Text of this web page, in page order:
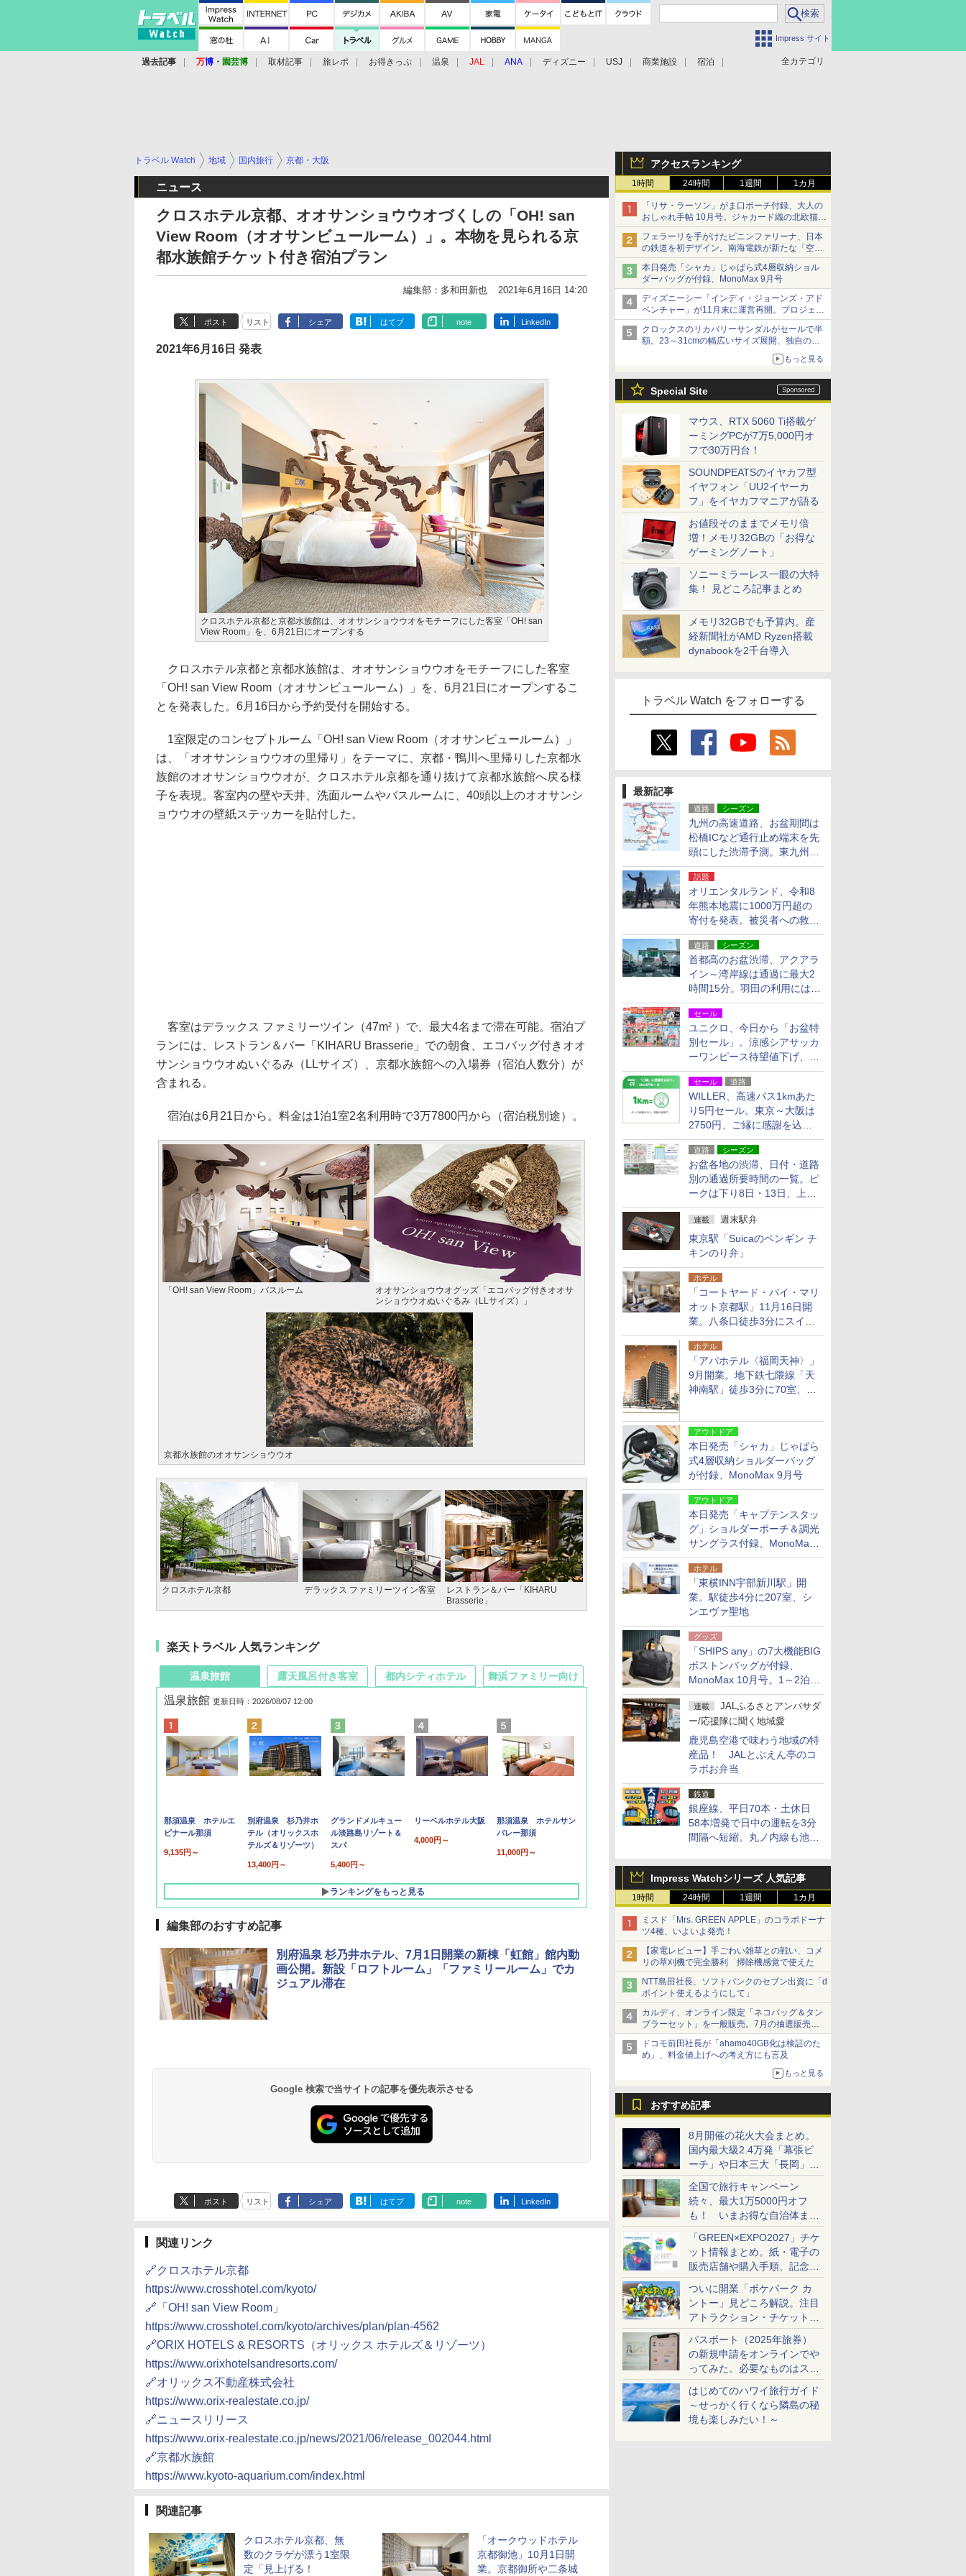
Impress サイト
全カテゴリ
過去記事 万博 ・ 園芸博 取材記事 旅レポ お得きっぷ 温泉 JAL ANA ディズニー USJ 商業施設 宿泊
アクセスランキング
1時間 24時間 1週間 1カ月
「リサ・ラーソン」がま口ポーチ付録、大人の
おしゃれ手帖 10月号。ジャカード織の北欧猫デ
ザイン
フェラーリを手がけたピニンファリーナ、日本
の鉄道を初デザイン。南海電鉄が新たな「空港
特急」をなにわ筋線へ導入
本日発売「シャカ」じゃばら式4層収納ショル
ダーバッグが付録、MonoMax 9月号
ディズニーシー「インディ・ジョーンズ・アド
ベンチャー」が11月末に運営再開。プロジェク
ションマッピングを追加、DPAは1500円
クロックスのリカバリーサンダルがセールで半
額。23～31cmの幅広いサイズ展開、独自のク
もっと見る
Special Site
マウス、RTX 5060 Ti搭載ゲ
ーミングPCが7万5,000円オ
フで30万円台！
SOUNDPEATSのイヤカフ型
イヤフォン「UU2イヤーカ
フ」をイヤカフマニアが語る
お値段そのままでメモリ倍
増！メモリ32GBの「お得な
ゲーミングノート」
ソニーミラーレス一眼の大特
集！ 見どころ記事まとめ
メモリ32GBでも予算内。産
経新聞社がAMD Ryzen搭載
dynabookを2千台導入
トラベル Watch をフォローする
最新記事
道路 シーズン
九州の高速道路、お盆期間は
松橋ICなど通行止め端末を先
頭にした渋滞予測。東九州道
への迂回は料金調整を実施
話題
オリエンタルランド、令和8
年熊本地震に1000万円超の
寄付を発表。被災者への救援
活動・復旧支援
道路 シーズン
首都高のお盆渋滞、アクアラ
イン～湾岸線は通過に最大2
時間15分。羽田の利用には
「空港西出口」の利用検討を
セール
ユニクロ、今日から「お盆特
別セール」。涼感シアサッカ
ーワンピース待望値下げ、撥
水ギアショーツは1990円に
セール 道路
WILLER、高速バス1kmあた
り5円セール。東京～大阪は
2750円、ご縁に感謝を込め
た20周年記念キャンペーン
道路 シーズン
お盆各地の渋滞、日付・道路
別の通過所要時間の一覧。ピ
ークは下り8日・13日、上り
14日・15日
連載 週末駅弁
東京駅「Suicaのペンギン チ
キンのり弁」
ホテル
「コートヤード・バイ・マリ
オット京都駅」11月16日開
業。八条口徒歩3分にスイー
ト含む全270室、ダイニング
も併設
ホテル
「アパホテル〈福岡天神〉」
9月開業。地下鉄七隈線「天
神南駅」徒歩3分に70室、エ
アウトドア
本日発売「シャカ」じゃばら
式4層収納ショルダーバッグ
が付録、MonoMax 9月号
アウトドア
本日発売「キャプテンスタッ
グ」ショルダーポーチ＆調光
サングラス付録、MonoMax
9月号増刊
ホテル
「東横INN宇部新川駅」開
業。駅徒歩4分に207室、シ
ンエヴァ聖地
グッズ
「SHIPS any」の7大機能BIG
ボストンバッグが付録、
MonoMax 10月号。1～2泊の
荷物、キャリーオンも可能
連載
JALふるさとアンバサダ
ー/応援隊に聞く地域愛
鹿児島空港で味わう地域の特
産品！ JALとぶえん亭のコ
ラボお弁当
鉄道
銀座線、平日70本・土休日
58本増発で日中の運転を3分
間隔へ短縮。丸ノ内線も池袋
Impress Watchシリーズ 人気記事
1時間 24時間 1週間 1カ月
ミスド「Mrs. GREEN APPLE」のコラボドーナ
ツ4種、いよいよ発売！
【家電レビュー】手ごわい雑草との戦い、コメ
リの草刈機で完全勝利 掃除機感覚で使えた
NTT島田社長、ソフトバンクのセブン出資に「d
ポイント使えるようにして」
カルディ、オンライン限定「ネコバッグ＆タン
ブラーセット」を一般販売。7月の抽選販売の
当選無効分
ドコモ前田社長が「ahamo40GB化は検証のた
め」、料金値上げへの考え方にも言及
もっと見る
おすすめ記事
8月開催の花火大会まとめ。
国内最大級2.4万発「幕張ビ
ーチ」や日本三大「長岡」な
ど大型イベント目白押し！
全国で旅行キャンペーン
続々、最大1万5000円オフ
も！ いまお得な自治体まと
め
「GREEN×EXPO2027」チケ
ット情報まとめ。紙・電子の
販売店舗や購入手順、記念チ
ケットも解説
ついに開業「ポケパーク カ
ントー」見どころ解説。注目
アトラクション・チケット手
配・来場前に必要な準備は？
パスポート（2025年旅券）
の新規申請をオンラインでや
ってみた。必要なものはスマ
ホとマイナカードのみ
はじめてのハワイ旅行ガイド
～せっかく行くなら隣島の秘
境も楽しみたい！～
トラベル Watch 地域 国内旅行 京都・大阪
ニュース
クロスホテル京都、オオサンショウウオづくしの「OH! san
View Room（オオサンビュールーム）」。本物を見られる京
都水族館チケット付き宿泊プラン
編集部：多和田新也 2021年6月16日 14:20
ポスト リスト シェア はてブ note LinkedIn
2021年6月16日 発表
クロスホテル京都と京都水族館は、オオサンショウウオをモチーフにした客室「OH! san
View Room」を、6月21日にオープンする
クロスホテル京都と京都水族館は、オオサンショウウオをモチーフにした客室
「OH! san View Room（オオサンビュールーム）」を、6月21日にオープンするこ
とを発表した。6月16日から予約受付を開始する。
1室限定のコンセプトルーム「OH! san View Room（オオサンビュールーム）」
は、「オオサンショウウオの里帰り」をテーマに、京都・鴨川へ里帰りした京都水
族館のオオサンショウウオが、クロスホテル京都を通り抜けて京都水族館へ戻る様
子を表現。客室内の壁や天井、洗面ルームやバスルームに、40頭以上のオオサンシ
ョウウオの壁紙ステッカーを貼付した。
客室はデラックス ファミリーツイン（47m2 ）で、最大4名まで滞在可能。宿泊プ
ランには、レストラン＆バー「KIHARU Brasserie」での朝食、エコバッグ付きオオ
サンショウウオぬいぐるみ（LLサイズ）、京都水族館への入場券（宿泊人数分）が
含まれる。
宿泊は6月21日から。料金は1泊1室2名利用時で3万7800円から（宿泊税別途）。
「OH! san View Room」バスルーム
オオサンショウウオグッズ「エコバッグ付きオオサ
ンショウウオぬいぐるみ（LLサイズ）」
京都水族館のオオサンショウウオ
クロスホテル京都 デラックス ファミリーツイン客室
レストラン＆バー「KIHARU
Brasserie」
楽天トラベル 人気ランキング
温泉旅館
温泉旅館 更新日時：2026/08/07 12:00
那須温泉 ホテルエ
ピナール那須
9,135円～
別府温泉 杉乃井ホ
テル（オリックスホ
テルズ＆リゾーツ）
13,400円～
グランドメルキュー
ル淡路島リゾート＆
スパ
5,400円～
リーベルホテル大阪
4,000円～
那須温泉 ホテルサン
バレー那須
11,000円～
ランキングをもっと見る
露天風呂付き客室
10,450円～
19,541円～
都内シティホテル 舞浜ファミリー向け
7,950円～
5,758円～
編集部のおすすめ記事
別府温泉 杉乃井ホテル、7月1日開業の新棟「虹館」館内動
画公開。新設「ロフトルーム」「ファミリールーム」でカ
ジュアル滞在
Google 検索で当サイトの記事を優先表示させる
ポスト リスト シェア はてブ note LinkedIn
関連リンク
🔗クロスホテル京都
https://www.crosshotel.com/kyoto/
🔗「OH! san View Room」
https://www.crosshotel.com/kyoto/archives/plan/plan-4562
🔗ORIX HOTELS & RESORTS（オリックス ホテルズ＆リゾーツ）
https://www.orixhotelsandresorts.com/
🔗オリックス不動産株式会社
https://www.orix-realestate.co.jp/
🔗ニュースリリース
https://www.orix-realestate.co.jp/news/2021/06/release_002044.html
🔗京都水族館
https://www.kyoto-aquarium.com/index.html
関連記事
クロスホテル京都、無
数のクラゲが漂う1室限
定「見上げる！
「オークウッドホテル
京都御池」10月1日開
業。京都御所や二条城